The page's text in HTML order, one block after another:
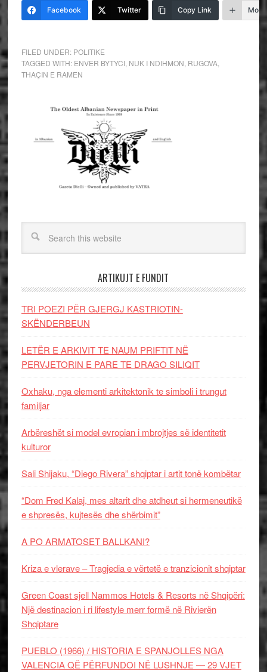
Facebook Twitter Copy Link More
FILED UNDER: POLITIKE
TAGGED WITH: ENVER BYTYCI, NUK I NDIHMON RUGOVA,
THAÇIN E RAMEN
ARTIKUJT E FUNDIT
TRI POEZI PËR GJERGJ KASTRIOTIN-
SKËNDERBEUN
LETËR E ARKIVIT TE NAUM PRIFTIT NË
PERVJETORIN E PARE TE DRAGO SILIQIT
Oxhaku, nga elementi arkitektonik te simboli i trungut
familjar
Arbëreshët si model evropian i mbrojtjes së identitetit
kulturor
Sali Shijaku, “Diego Rivera” shqiptar i artit tonë kombëtar
“Dom Fred Kalaj, mes altarit dhe atdheut si hermeneutikë
e shpresës, kujtesës dhe shërbimit”
A PO ARMATOSET BALLKANI?
Kriza e vlerave – Tragjedia e vërtetë e tranzicionit shqiptar
Green Coast sjell Nammos Hotels & Resorts në Shqipëri:
Një destinacion i ri lifestyle merr formë në Rivierën
Shqiptare
PUEBLO (1966) / HISTORIA E SPANJOLLES NGA
VALENCIA QË PËRFUNDOI NË LUSHNJE — 29 VJET